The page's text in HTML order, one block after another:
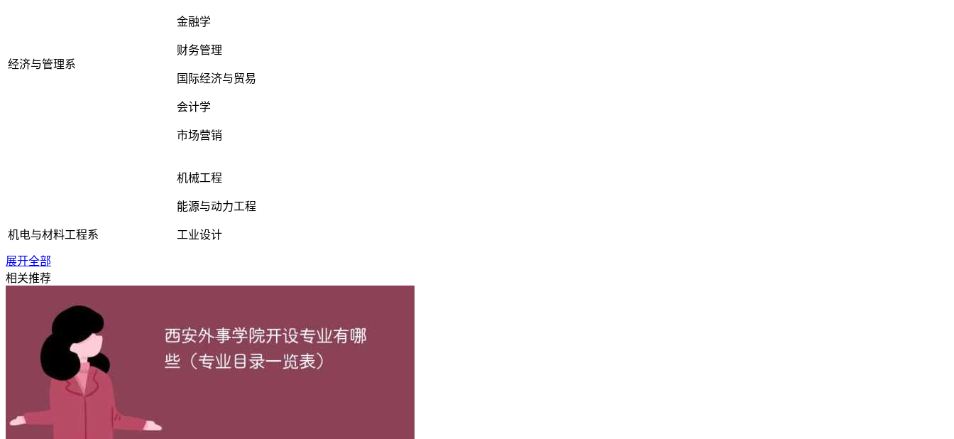
经济与管理系
金融学
财务管理
国际经济与贸易
会计学
市场营销
机电与材料工程系
机械工程
能源与动力工程
工业设计
信息与电气工程系
电子科学与技术
信息工程
展开全部
相关推荐